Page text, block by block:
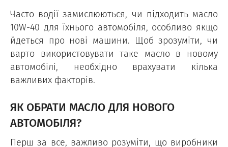
Часто водії замислюються, чи підходить масло
10W-40 для їхнього автомобіля, особливо якщо
йдеться про нові машини. Щоб зрозуміти, чи
варто використовувати таке масло в новому
автомобілі, необхідно врахувати кілька
важливих факторів.
ЯК ОБРАТИ МАСЛО ДЛЯ НОВОГО
АВТОМОБІЛЯ?
Перш за все, важливо розуміти, що виробники